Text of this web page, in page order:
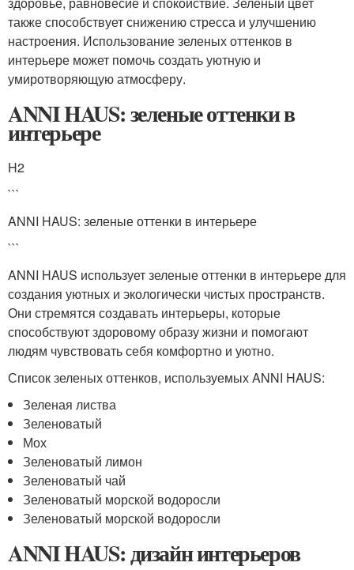
также способствует снижению стресса и улучшению
настроения. Использование зеленых оттенков в
интерьере может помочь создать уютную и
умиротворяющую атмосферу.
ANNI HAUS: зеленые оттенки в
интерьере
H2
```
ANNI HAUS: зеленые оттенки в интерьере
```
ANNI HAUS использует зеленые оттенки в интерьере для
создания уютных и экологически чистых пространств.
Они стремятся создавать интерьеры, которые
способствуют здоровому образу жизни и помогают
людям чувствовать себя комфортно и уютно.
Список зеленых оттенков, используемых ANNI HAUS:
Зеленая листва
Зеленоватый
Мох
Зеленоватый лимон
Зеленоватый чай
Зеленоватый морской водоросли
Зеленоватый морской водоросли
ANNI HAUS: дизайн интерьеров